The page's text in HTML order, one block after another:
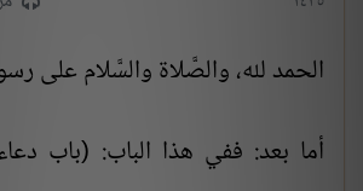
الحمد لله، والصَّلاة والسَّلام على
أما بعد: ففي هذا الباب: (باب